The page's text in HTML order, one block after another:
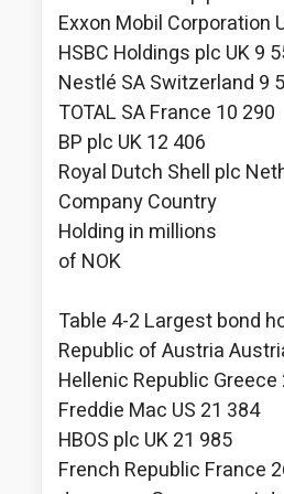
Exxon Mobil Corporation
HSBC Holdings plc UK 9
Nestlé SA Switzerland 9
TOTAL SA France 10 290
BP plc UK 12 406
Royal Dutch Shell plc
Company Country
Holding in millions
of NOK
Table 4-2 Largest bond
Republic of Austria
Hellenic Republic Greece
Freddie Mac US 21 384
HBOS plc UK 21 985
French Republic France